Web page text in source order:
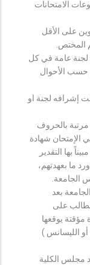
الامتحانات
على الأقل
المختص.
لجنة عامة في كل
حسب الأحوال
إشرافه لجنة او
مرتبة بالحروف
الإمتحان شهادة
بها التقدير
ما بعهدتهم،
الجامعة.
بعد
على
يوقعها
أو الليسانس )
مجلس الكلية